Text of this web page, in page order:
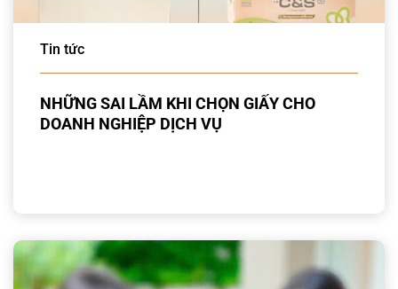
Tin tức
NHỮNG SAI LẦM KHI CHỌN GIẤY CHO
DOANH NGHIỆP DỊCH VỤ